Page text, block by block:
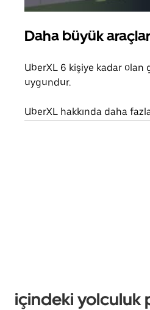
Daha büyük
UberXL 6 kişiye kadar olan
uygundur.
UberXL hakkında daha
içindeki yolculuk